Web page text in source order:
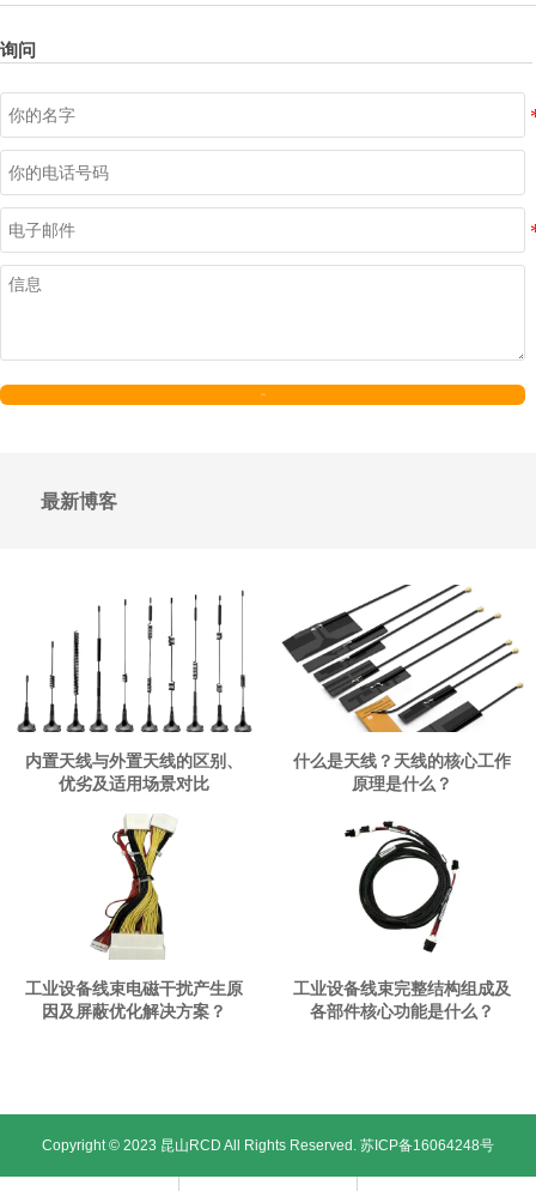
询问
最新博客
内置天线与外置天线的区别、
优劣及适用场景对比
什么是天线？天线的核心工作
原理是什么？
工业设备线束电磁干扰产生原
因及屏蔽优化解决方案？
工业设备线束完整结构组成及
各部件核心功能是什么？
Copyright © 2023 昆山RCD All Rights Reserved. 苏ICP备16064248号